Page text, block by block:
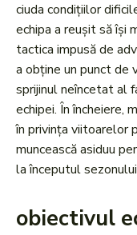
ciuda condițiilor
echipa a reușit să își
tactica impusă de
a obține un punct de
sprijinul neîncetat al
echipei. În încheiere,
în privința viitoarelor
muncească asiduu
la începutul
obiectivul